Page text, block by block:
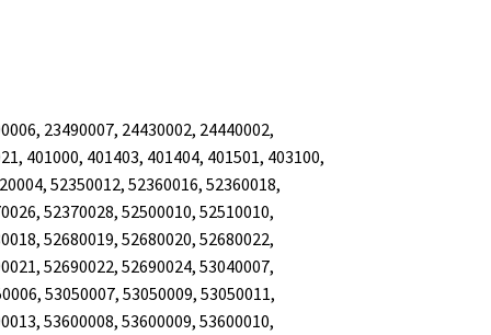
23490007, 24430002, 24440002,
401000, 401403, 401404, 401501, 403100,
52350012, 52360016, 52360018,
52370028, 52500010, 52510010,
52680019, 52680020, 52680022,
52690022, 52690024, 53040007,
53050007, 53050009, 53050011,
53600008, 53600009, 53600010,